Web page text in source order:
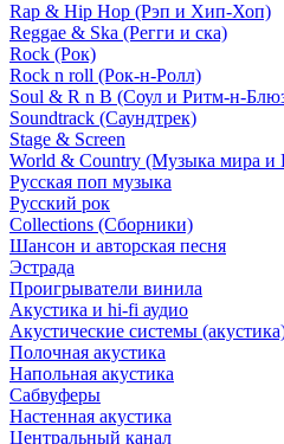
Rap & Hip Hop (Рэп и Хип-Хоп)
Reggae & Ska (Регги и ска)
Rock (Рок)
Rock n roll (Рок-н-Ролл)
Soul & R n B (Соул и Ритм-н-
Soundtrack (Саундтрек)
Stage & Screen
World & Country (Музыка мира и
Русская поп музыка
Русский рок
Сollections (Сборники)
Шансон и авторская песня
Эстрада
Проигрыватели винила
Акустика и hi-fi аудио
Акустические системы
Полочная акустика
Напольная акустика
Сабвуферы
Настенная акустика
Центральный канал